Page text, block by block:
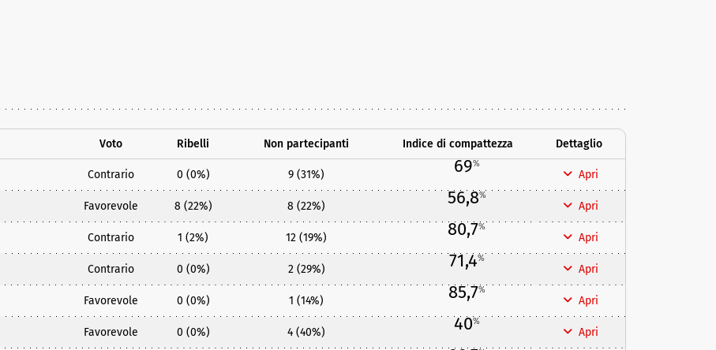
Voto Ribelli Non partecipanti Indice di compattezza Dettaglio
Contrario 0 (0%) 9 (31%) 69%
Apri
Favorevole 8 (22%) 8 (22%) 56,8%
Apri
Contrario 1 (2%) 12 (19%) 80,7%
Apri
Contrario 0 (0%) 2 (29%) 71,4%
Apri
Favorevole 0 (0%) 1 (14%) 85,7%
Apri
Favorevole 0 (0%) 4 (40%) 40%
Apri